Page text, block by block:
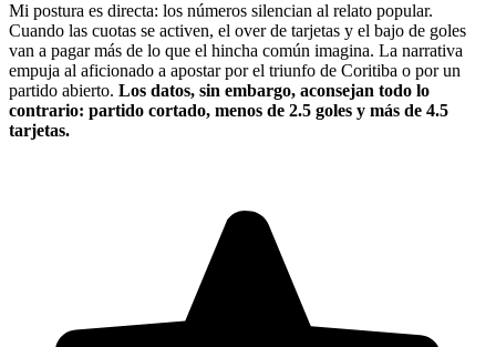
Mi postura es directa: los números silencian al relato popular.
Cuando las cuotas se activen, el over de tarjetas y el bajo de goles
van a pagar más de lo que el hincha común imagina. La narrativa
empuja al aficionado a apostar por el triunfo de Coritiba o por un
partido abierto. Los datos, sin embargo, aconsejan todo lo
contrario: partido cortado, menos de 2.5 goles y más de 4.5
tarjetas.